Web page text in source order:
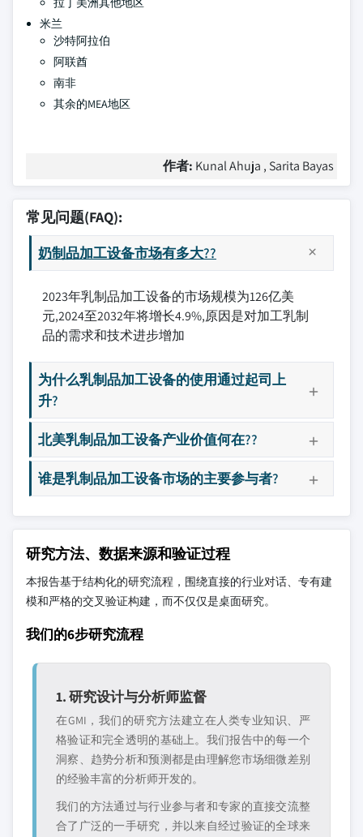
米兰
沙特阿拉伯
阿联酋
南非
其余的MEA地区
作者: Kunal Ahuja , Sarita Bayas
常见问题(FAQ):
奶制品加工设备市场有多大??
2023年乳制品加工设备的市场规模为126亿美
元,2024至2032年将增长4.9%,原因是对加工乳制
品的需求和技术进步增加
为什么乳制品加工设备的使用通过起司上
升?
北美乳制品加工设备产业价值何在??
谁是乳制品加工设备市场的主要参与者?
研究方法、数据来源和验证过程
本报告基于结构化的研究流程，围绕直接的行业对话、专有建
模和严格的交叉验证构建，而不仅仅是桌面研究。
我们的6步研究流程
1. 研究设计与分析师监督
在GMI，我们的研究方法建立在人类专业知识、严
格验证和完全透明的基础上。我们报告中的每一个
洞察、趋势分析和预测都是由理解您市场细微差别
的经验丰富的分析师开发的。
我们的方法通过与行业参与者和专家的直接交流整
合了广泛的一手研究，并以来自经过验证的全球来